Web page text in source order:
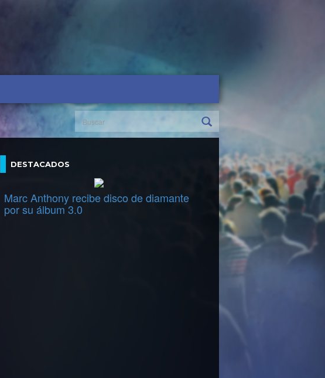
DESTACADOS
Marc Anthony recibe disco de diamante
por su álbum 3.0